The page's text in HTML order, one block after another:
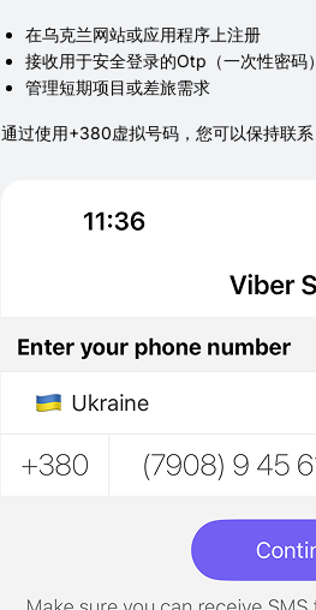
在乌克兰网站或应用程序上注册
接收用于安全登录的Otp（一次性密码）
管理短期项目或差旅需求
通过使用+380虚拟号码，您可以保持联